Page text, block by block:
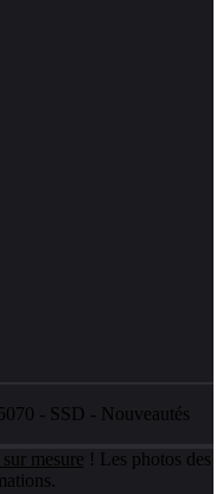
- SSD - Nouveautés
sur mesure ! Les photos des